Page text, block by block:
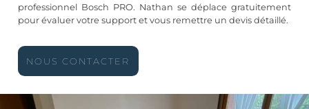
professionnel Bosch PRO. Nathan se déplace gratuitement
pour évaluer votre support et vous remettre un devis détaillé.
NOUS CONTACTER